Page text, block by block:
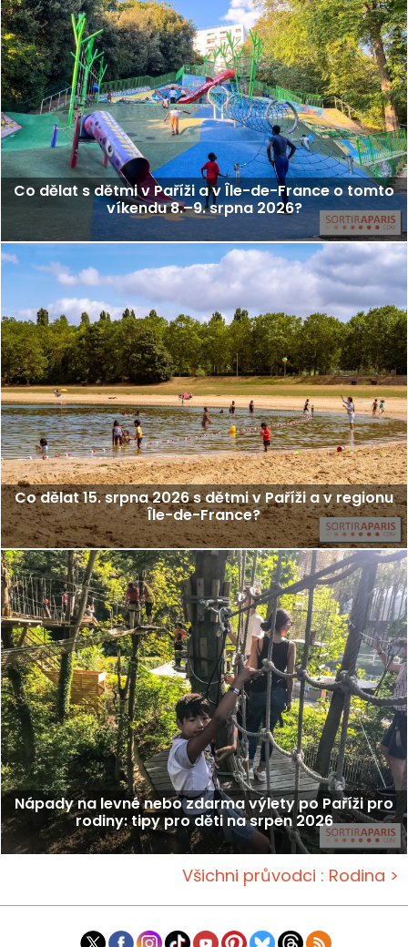
Co dělat s dětmi v Paříži a v Île-de-France o tomto
víkendu 8.–9. srpna 2026?
Co dělat 15. srpna 2026 s dětmi v Paříži a v regionu
Île-de-France?
Nápady na levné nebo zdarma výlety po Paříži pro
rodiny: tipy pro děti na srpen 2026
Všichni průvodci : Rodina >